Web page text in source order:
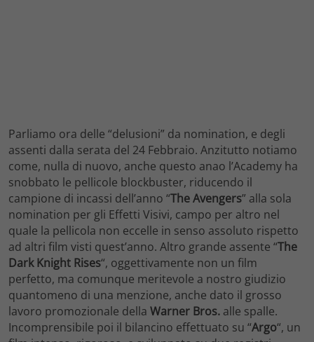
Parliamo ora delle “delusioni” da nomination, e degli
assenti dalla serata del 24 Febbraio. Anzitutto notiamo
come, nulla di nuovo, anche questo anao l’Academy ha
snobbato le pellicole blockbuster, riducendo il
campione di incassi dell’anno “The Avengers” alla sola
nomination per gli Effetti Visivi, campo per altro nel
quale la pellicola non eccelle in senso assoluto rispetto
ad altri film visti quest’anno. Altro grande assente “The
Dark Knight Rises“, oggettivamente non un film
perfetto, ma comunque meritevole a nostro giudizio
quantomeno di una menzione, anche dato il grosso
lavoro promozionale della Warner Bros. alle spalle.
Incomprensibile poi il bilancino effettuato su “Argo“, un